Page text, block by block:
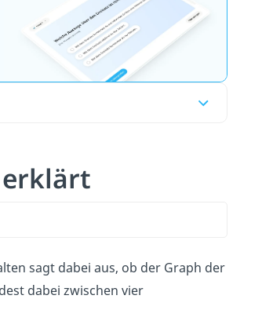
sagt dabei aus, ob der Graph der
dabei zwischen vier